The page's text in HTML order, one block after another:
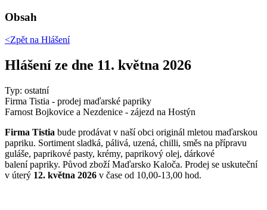
Obsah
<Zpět na Hlášení
Hlášení ze dne 11. května 2026
Typ: ostatní
Firma Tistia - prodej maďarské papriky
Farnost Bojkovice a Nezdenice - zájezd na Hostýn
Firma Tistia bude prodávat v naší obci originál mletou maďarskou
papriku. Sortiment sladká, pálivá, uzená, chilli, směs na přípravu
guláše, paprikové pasty, krémy, paprikový olej, dárkové
balení papriky. Původ zboží Maďarsko Kaloča. Prodej se uskuteční
v úterý 12. května 2026 v čase od 10,00-13,00 hod.